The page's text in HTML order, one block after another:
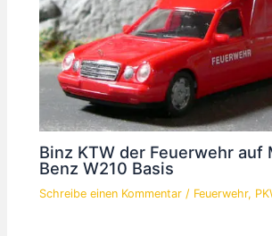
Binz KTW der Feuerwehr auf
Benz W210 Basis
Schreibe einen Kommentar / Feuerwehr,